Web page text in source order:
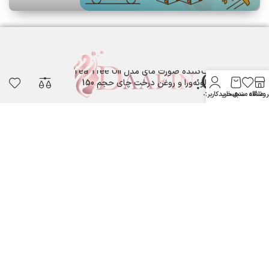
علاقه مندیسبد خرید
حساب کاربری من
فوم پاک‌کننده صورت مای مدل Tea Tree Oil
حاوی آلوئه‌ورا و روغن درخت چای حجم 150
میلی‌لیتر